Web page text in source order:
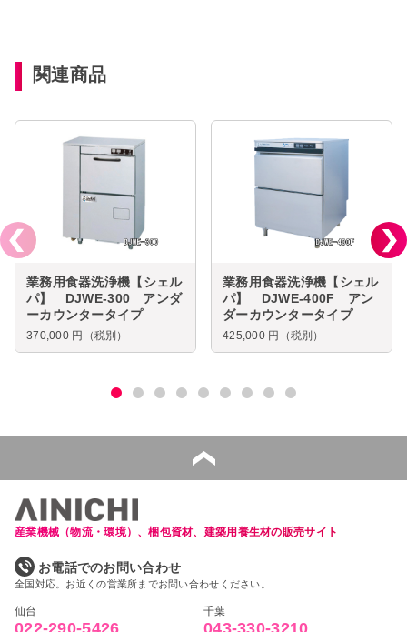
関連商品
業務用食器洗浄機【シェル
パ】 DJWE-300 アンダ
ーカウンタータイプ
370,000 円（税別）
業務用食器洗浄機【シェル
パ】 DJWE-400F アン
ダーカウンタータイプ
425,000 円（税別）
産業機械（物流・環境）、梱包資材、建築用養生材の販売サイト
お電話でのお問い合わせ
全国対応。お近くの営業所までお問い合わせください。
仙台 千葉